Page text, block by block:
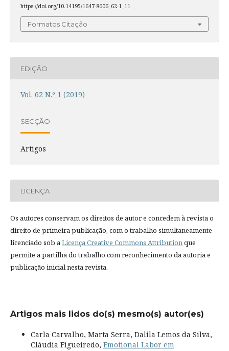
https://doi.org/10.14195/1647-8606_62-1_11
Formatos Citação
EDIÇÃO
Vol. 62 N.º 1 (2019)
SECÇÃO
Artigos
LICENÇA
Os autores conservam os direitos de autor e concedem à revista o
direito de primeira publicação, com o trabalho simultaneamente
licenciado sob aLicença Creative Commons Attributionque
permite a partilha do trabalho com reconhecimento da autoria e
publicação inicial nesta revista.
Artigos mais lidos do(s) mesmo(s) autor(es)
Carla Carvalho, Marta Serra, Dalila Lemos da Silva,
Cláudia Figueiredo, Emotional Labor em